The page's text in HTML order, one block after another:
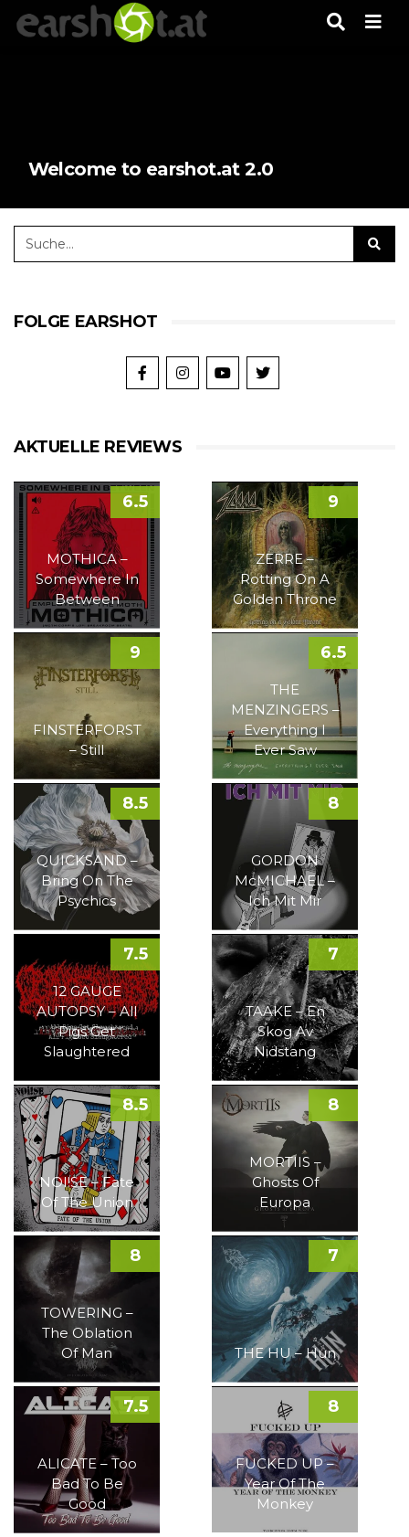
Welcome to earshot.at 2.0
FOLGE EARSHOT
AKTUELLE REVIEWS
MOTHICA –
Somewhere In
Between
6.5
ZERRE –
Rotting On A
Golden Throne
9
FINSTERFORST
– Still
9
THE
MENZINGERS –
Everything I
Ever Saw
6.5
QUICKSAND –
Bring On The
Psychics
8.5
GORDON
McMICHAEL –
Ich Mit Mir
8
12 GAUGE
AUTOPSY – All
Pigs Get
Slaughtered
7.5
TAAKE – En
Skog Av
Nidstang
7
NOI!SE – Fate
Of The Union
8.5
MORTIIS –
Ghosts Of
Europa
8
TOWERING –
The Oblation
Of Man
8
THE HU – Hun
7
ALICATE – Too
Bad To Be
Good
7.5
FUCKED UP –
Year Of The
Monkey
8